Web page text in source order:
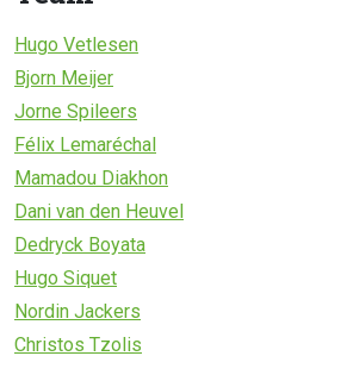
Hugo Vetlesen
Bjorn Meijer
Jorne Spileers
Félix Lemaréchal
Mamadou Diakhon
Dani van den Heuvel
Dedryck Boyata
Hugo Siquet
Nordin Jackers
Christos Tzolis